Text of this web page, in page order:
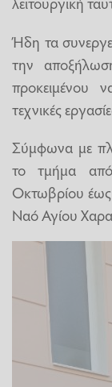
Ήδη τα
την
προκειμένου
τεχνικές
Σύμφωνα με
το τμήμα
Οκτωβρίου έως
Ναό Αγίου